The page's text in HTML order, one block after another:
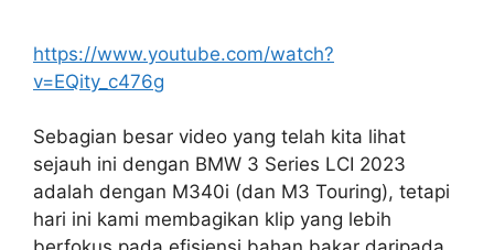
https://www.youtube.com/watch?
v=EQity_c476g
Sebagian besar video yang telah kita lihat
sejauh ini dengan BMW 3 Series LCI 2023
adalah dengan M340i (dan M3 Touring), tetapi
hari ini kami membagikan klip yang lebih